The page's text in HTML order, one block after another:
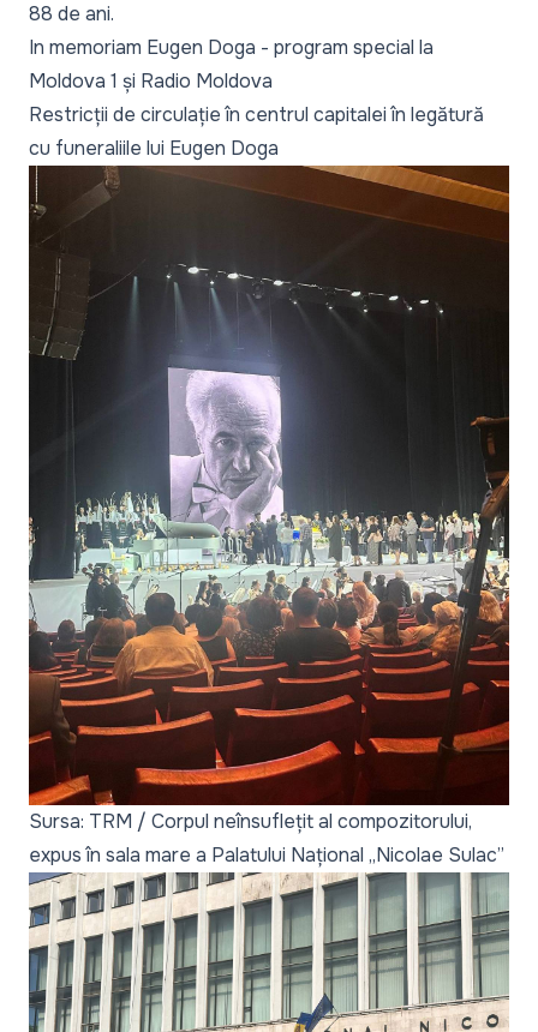
88 de ani.
In memoriam Eugen Doga - program special la
Moldova 1 și Radio Moldova
Restricții de circulație în centrul capitalei în legătură
cu funeraliile lui Eugen Doga
Sursa: TRM / Corpul neînsuflețit al compozitorului,
expus în sala mare a Palatului Național „Nicolae Sulac”